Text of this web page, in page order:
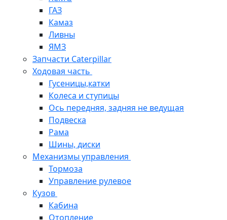
ГАЗ
Камаз
Ливны
ЯМЗ
Запчасти Caterpillar
Ходовая часть
Гусеницы,катки
Колеса и ступицы
Ось передняя, задняя не ведущая
Подвеска
Рама
Шины, диски
Механизмы управления
Тормоза
Управление рулевое
Кузов
Кабина
Отопление